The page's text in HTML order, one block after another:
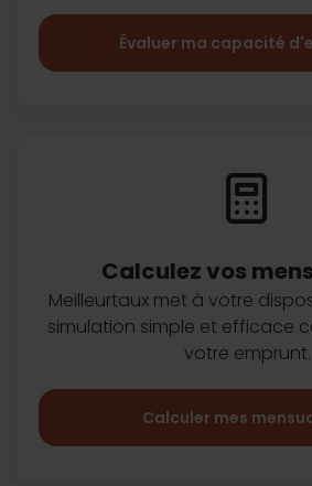
Évaluer ma capacité
Calculez vos
Meilleurtaux met à votre
simulation simple et efficace
votre emprunt.
Calculer mes